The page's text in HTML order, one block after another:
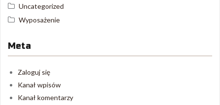
Uncategorized
Wyposażenie
Meta
Zaloguj się
Kanał wpisów
Kanał komentarzy